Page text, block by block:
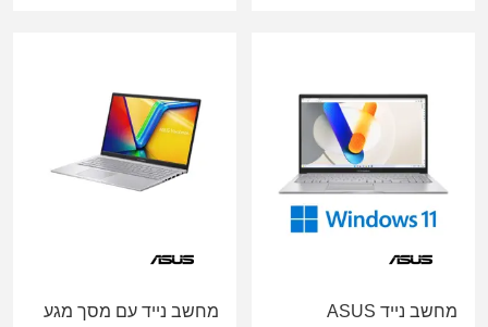
מחשב נייד ASUS
מחשב נייד עם מסך מגע